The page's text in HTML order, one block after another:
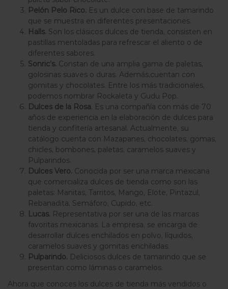
Pelón Pelo Rico. Es un dulce con base de tamarindo
que se muestra en diferentes presentaciones.
Halls. Son los clásicos dulces de tienda, consisten en
pastillas mentoladas para refrescar el aliento o de
diferentes sabores.
Sonric’s. Constan de una amplia gama de paletas,
golosinas suaves o duras. Además,cuentan con
gomitas y chocolates. Entre los más tradicionales,
podemos nombrar Rockaleta y Gudu Pop.
Dulces de la Rosa. Es una compañía con más de 70
años de experiencia en la elaboración de dulces para
tienda y confitería artesanal. Actualmente, su
catálogo cuenta con Mazapanes, chocolates, gomas,
chicles, bombones, paletas, caramelos suaves y
Pulparindos.
Dulces Vero. Conocida por ser una marca mexicana
que comercializa dulces de tienda como son las
paletas: Manitas, Tarritos, Mango, Elote, Pintazul,
Rebanadita, Semáforo, Cupido, etc.
Lucas. Representativa por ser una de las marcas
favoritas mexicanas. La empresa, se encarga de
desarrollar dulces enchilados en polvo, líquidos,
caramelos suaves y gomitas enchiladas.
Pulparindo. Deliciosos dulces de tamarindo que se
presentan como láminas o caramelos.
Ahora que conoces los dulces de tienda más vendidos o